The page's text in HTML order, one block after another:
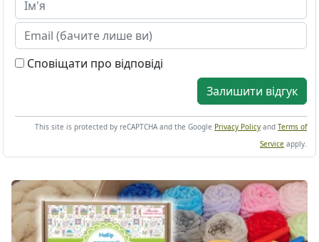
Сповіщати про відповіді
Залишити відгук
This site is protected by reCAPTCHA and the Google Privacy Policy and Terms of
Service apply.